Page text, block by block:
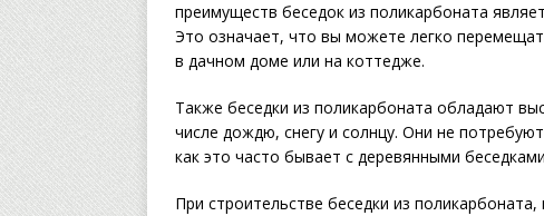
преимуществ беседок из поликарбоната
Это означает, что вы можете легко
в дачном доме или на коттедже.
Также беседки из поликарбоната обладают
числе дождю, снегу и солнцу. Они не
как это часто бывает с деревянными
При строительстве беседки из